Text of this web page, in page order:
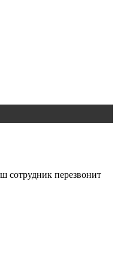
сотрудник перезвонит